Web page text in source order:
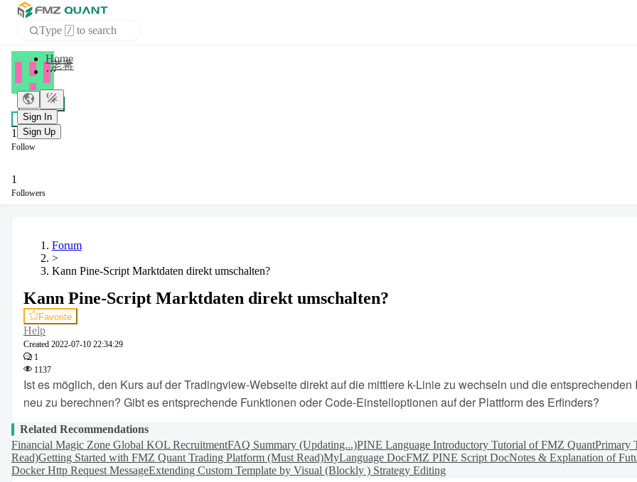
Type / to search
APP
Sign In
Sign Up
老蒋
+ Follow
Chat
1
Follow
1
Followers
Forum
>
Kann Pine-Script Marktdaten direkt umschalten?
Kann Pine-Script Marktdaten direkt umschalten?
Favorite
Help
Created 2022-07-10 22:34:29
1
1137
Ist es möglich, den Kurs auf der Tradingview-Webseite direkt auf die mittlere k-Linie zu wechseln und die
neu zu berechnen? Gibt es entsprechende Funktionen oder Code-Einstelloptionen auf der Plattform des Erfinders?
Related Recommendations
Financial Magic Zone Global KOL RecruitmentFAQ Summary (Updating...)PINE Language Introductory Tutorial of FMZ QuantPrimary
Read)Getting Started with FMZ Quant Trading Platform (Must Read)MyLanguage DocFMZ PINE Script DocNotes & Explanation of
Docker Http Request MessageExtending Custom Template by Visual (Blockly ) Strategy Editing